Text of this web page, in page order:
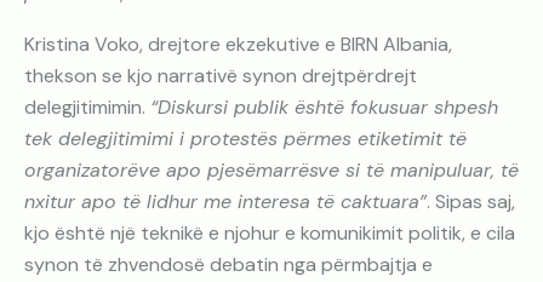
Kristina Voko, drejtore ekzekutive e BIRN Albania,
thekson se kjo narrativë synon drejtpërdrejt
delegjitimimin. “Diskursi publik është fokusuar shpesh
tek delegjitimimi i protestës përmes etiketimit të
organizatorëve apo pjesëmarrësve si të manipuluar, të
nxitur apo të lidhur me interesa të caktuara”. Sipas saj,
kjo është një teknikë e njohur e komunikimit politik, e cila
synon të zhvendosë debatin nga përmbajtja e